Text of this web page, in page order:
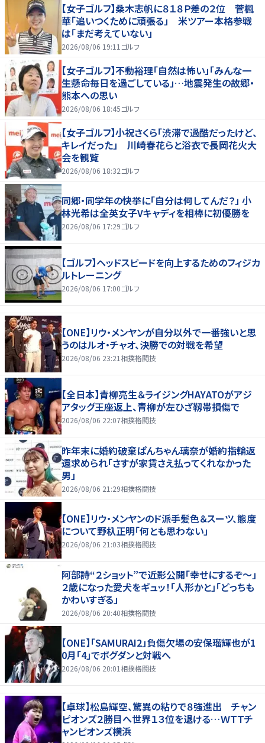
【女子ゴルフ】桑木志帆に８１８Ｐ差の２位 菅楓
華「追いつくために頑張る」 米ツアー本格参戦
は「まだ考えていない」
2026/08/06 19:11 ゴルフ
【女子ゴルフ】不動裕理「自然は怖い」「みんな一
生懸命毎日を過ごしている」…地震発生の故郷・
熊本への思い
2026/08/06 18:45ゴルフ
【女子ゴルフ】小祝さくら「渋滞で過酷だったけど、
キレイだった」 川崎春花らと浴衣で長岡花火大
会を観覧
2026/08/06 18:32ゴルフ
同郷・同学年の快挙に「自分は何してんだ？」 小
林光希は全英女子Vキャディを相棒に初優勝を
2026/08/06 17:29ゴルフ
【ゴルフ】ヘッドスピードを向上するためのフィジカ
ルトレーニング
2026/08/06 17:00ゴルフ
【ONE】リウ・メンヤンが自分以外で一番強いと思
うのはルオ・チャオ、決勝での対戦を希望
2026/08/06 23:21 相撲格闘技
【全日本】青柳亮生＆ライジングHAYATOがアジ
アタッグ王座返上、青柳が左ひざ靱帯損傷で
2026/08/06 22:07相撲格闘技
昨年末に婚約破棄ぱんちゃん璃奈が婚約指輪返
還求められ「さすが家賃さえ払ってくれなかった
男」
2026/08/06 21:29相撲格闘技
【ONE】リウ・メンヤンのド派手髪色＆スーツ、態度
について野杁正明「何とも思わない」
2026/08/06 21:03相撲格闘技
阿部詩“２ショット”で近影公開「幸せにするぞ〜」
２歳になった愛犬をギュッ！「人形かと」「どっちも
かわいすぎる」
2026/08/06 20:40相撲格闘技
【ONE】「SAMURAI2」負傷欠場の安保瑠輝也が1
0月「4」でボグダンと対戦へ
2026/08/06 20:01 相撲格闘技
【卓球】松島輝空、驚異の粘りで８強進出 チャン
ピオンズ２勝目へ世界１３位を退ける…ＷＴＴチ
ャンピオンズ横浜